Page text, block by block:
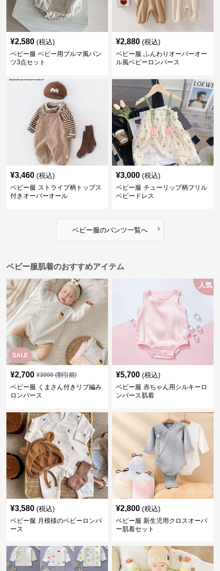
¥2,580 (税込)
ベビー服 ベビー用ブルマ風パン
ツ3点セット
¥2,880 (税込)
ベビー服 ふんわりオーバーオー
ル風ベビーロンパース
¥3,460 (税込)
ベビー服 ストライプ柄トップス
付きオーバーオール
¥3,000 (税込)
ベビー服 チューリップ柄フリル
ベビードレス
ベビー服のパンツ一覧へ ›
ベビー服肌着のおすすめアイテム
SALE
¥2,700 ¥3000(割引前)
ベビー服 くまさん付きリブ編み
ロンパース
人気
¥5,700 (税込)
ベビー服 赤ちゃん用シルキーロ
ンパース肌着
¥3,580 (税込)
ベビー服 月模様のベビーロンパ
ース
¥2,800 (税込)
ベビー服 新生児用クロスオーバ
ー肌着セット